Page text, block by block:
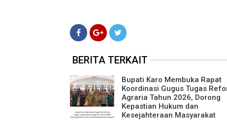
BERITA TERKAIT
Bupati Karo Membuka Rapat
Koordinasi Gugus Tugas
Agraria Tahun 2026, Dorong
Kepastian Hukum dan
Kesejahteraan Masyarakat